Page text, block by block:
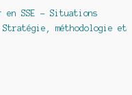
SSE – Situations
méthodologie et